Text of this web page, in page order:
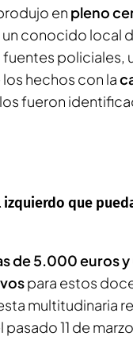
en pleno
un conocido local
policiales,
hechos con la
fueron
que
de 5.000 euros
para estos
multitudinaria
11 de